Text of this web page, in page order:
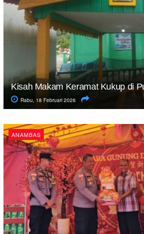
Kisah Makam Keramat Kukup di
Rabu, 18 Februari 2026
ANAMBAS